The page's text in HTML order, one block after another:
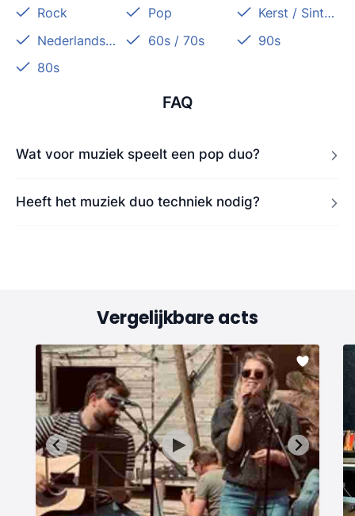
Rock Pop
Kerst / Sinterklaas
Nederlandstalig
60s / 70s
90s
80s
FAQ
Wat voor muziek speelt een pop duo?
Heeft het muziek duo techniek nodig?
Vergelijkbare acts